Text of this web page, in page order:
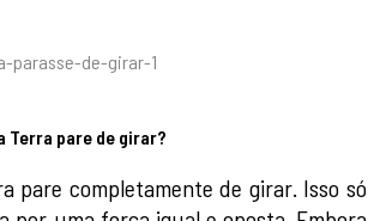
Terra pare de girar?
pare completamente de girar. Isso só